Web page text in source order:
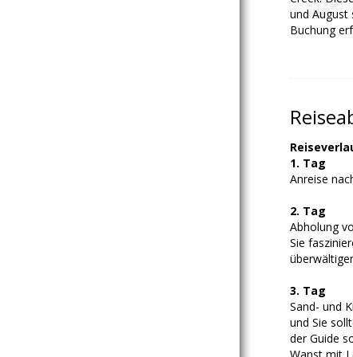
und August
Buchung
1. Tag
Anreise
2. Tag
Abholung
Sie
3. Tag
Sand- und
und Sie
der Guide